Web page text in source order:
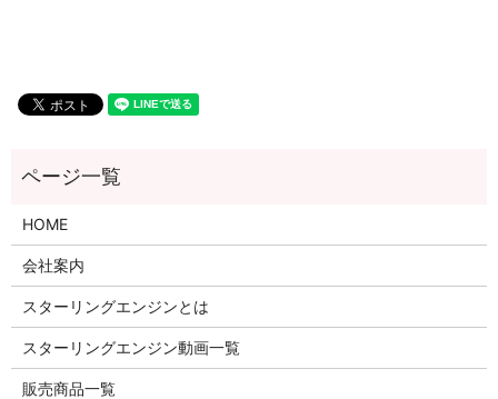
HOME
会社案内
スターリングエンジンとは
スターリングエンジン動画一覧
販売商品一覧